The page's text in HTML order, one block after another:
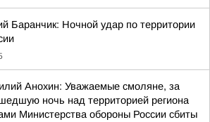
Баранчик: Ночной удар по территории
Анохин: Уважаемые смоляне, за
ночь над территорией региона
Министерства обороны России сбиты